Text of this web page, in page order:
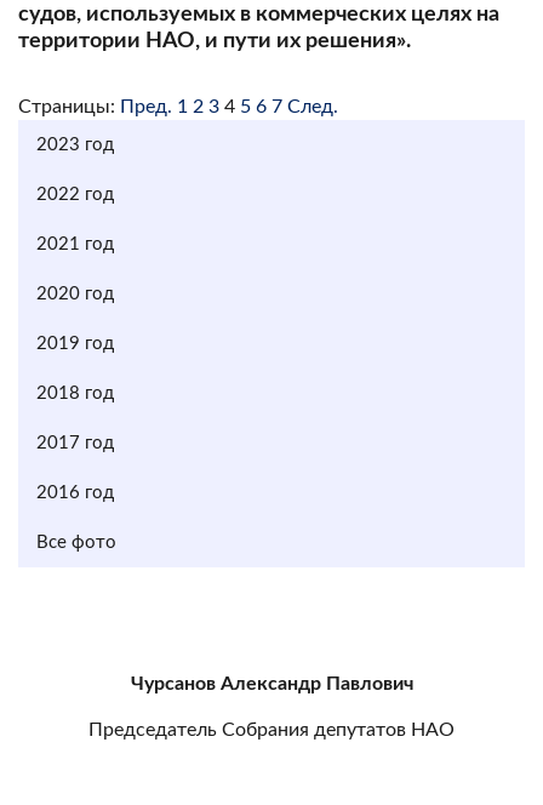
судов, используемых в коммерческих целях на
территории НАО, и пути их решения».
Страницы: Пред. 1 2 3 4 5 6 7 След.
2023 год
2022 год
2021 год
2020 год
2019 год
2018 год
2017 год
2016 год
Все фото
Чурсанов Александр Павлович
Председатель Собрания депутатов НАО